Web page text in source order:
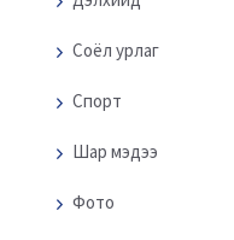
Соёл урлаг
Спорт
Шар мэдээ
Фото